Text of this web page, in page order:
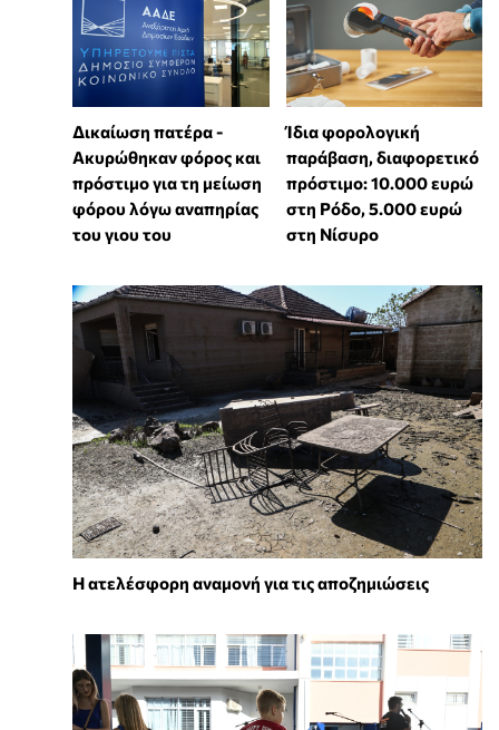
Δικαίωση πατέρα -
Ακυρώθηκαν φόρος και
πρόστιμο για τη μείωση
φόρου λόγω αναπηρίας
του γιου του
Ίδια φορολογική
παράβαση, διαφορετικό
πρόστιμο: 10.000 ευρώ
στη Ρόδο, 5.000 ευρώ
στη Νίσυρο
Η ατελέσφορη αναμονή για τις αποζημιώσεις